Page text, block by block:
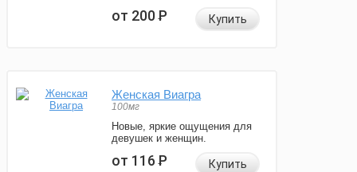
от 200Р Купить
Женская Виагра
100мг
Новые, яркие ощущения для
девушек и женщин.
от 116Р Купить